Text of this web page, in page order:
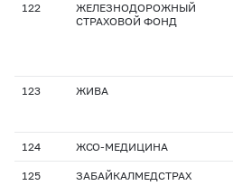
122
ЖЕЛЕЗНОДОРОЖНЫЙ
СТРАХОВОЙ ФОНД
123 ЖИВА
124 ЖСО-МЕДИЦИНА
125 ЗАБАЙКАЛМЕДСТРАХ